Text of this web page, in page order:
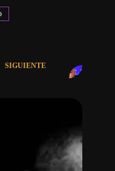
SIGUIENTE